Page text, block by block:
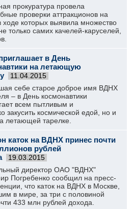
прокуратура провела
проверки аттракционов на
которых выявила множество
только самих качелей-каруселей,
в День
на летающую
11.04.2015
себе старое доброе имя ВДНХ
– в День космонавтики
всем пытливым и
закусить космической едой, но и
летающей тарелке.
каток на ВДНХ принес почти
рублей
19.03.2015
директор ОАО "ВДНХ"
Погребенко сообщил на пресс-
что каток на ВДНХ в Москве,
в мире, за три с половиной
433 млн рублей дохода.